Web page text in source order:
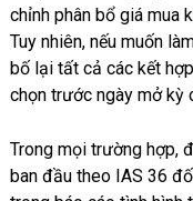
chỉnh phân bổ giá mua
Tuy nhiên, nếu muốn
bố lại tất cả các kết
chọn trước ngày mở kỳ
Trong mọi trường hợp,
ban đầu theo IAS 36